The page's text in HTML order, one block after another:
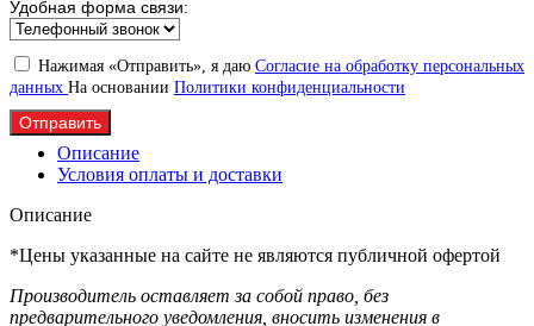
Удобная форма связи:
Нажимая «Отправить», я даю Согласие на обработку персональных
данных На основании Политики конфиденциальности
Отправить
Описание
Условия оплаты и доставки
Описание
*Цены указанные на сайте не являются публичной офертой
Производитель оставляет за собой право, без
предварительного уведомления, вносить изменения в